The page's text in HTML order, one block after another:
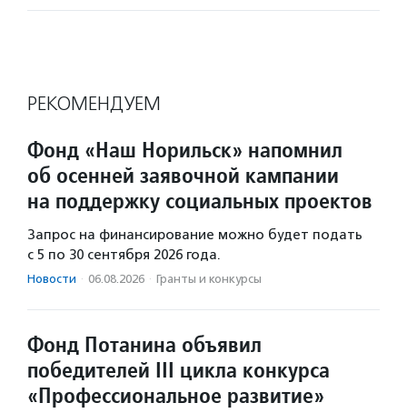
РЕКОМЕНДУЕМ
Фонд «Наш Норильск» напомнил
об осенней заявочной кампании
на поддержку социальных проектов
Запрос на финансирование можно будет подать
с 5 по 30 сентября 2026 года.
Новости · 06.08.2026 · Гранты и конкурсы
Фонд Потанина объявил
победителей III цикла конкурса
«Профессиональное развитие»